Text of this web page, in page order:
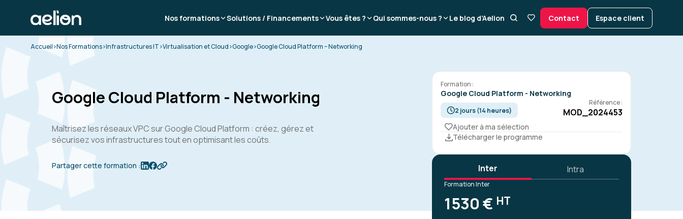
Nos formations Solutions / Financements Vous êtes ? Qui sommes-nous ? Le blog d’Aelion Contact Espace client
Accueil>Nos Formations>Infrastructures IT>Virtualisation et Cloud>Google>Google Cloud Platform – Networking
Google Cloud Platform - Networking
Maîtrisez les réseaux VPC sur Google Cloud Platform : créez, gérez et
sécurisez vos infrastructures tout en optimisant les coûts.
Partager cette formation :
Formation :
Google Cloud Platform - Networking
2 jours (14 heures)
Référence :
MOD_2024453
Ajouter à ma sélection
Télécharger le programme
Inter Intra
Formation Inter
1530 € HT